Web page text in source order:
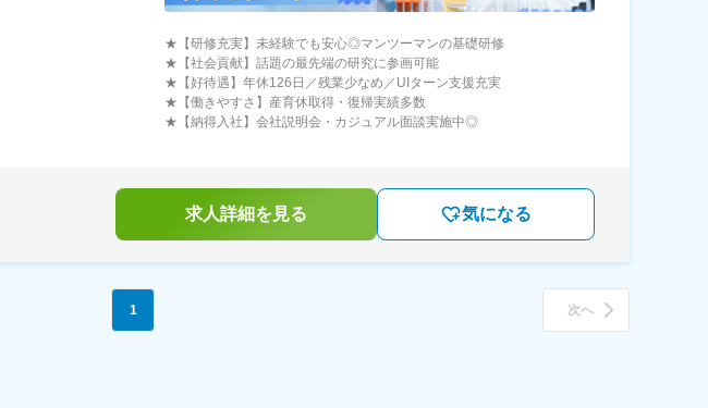
★【研修充実】未経験でも安心◎マンツーマンの基礎研修
★【社会貢献】話題の最先端の研究に参画可能
★【好待遇】年休126日／残業少なめ／UIターン支援充実
★【働きやすさ】産育休取得・復帰実績多数
★【納得入社】会社説明会・カジュアル面談実施中◎
求人詳細を見る 気になる
1 次へ